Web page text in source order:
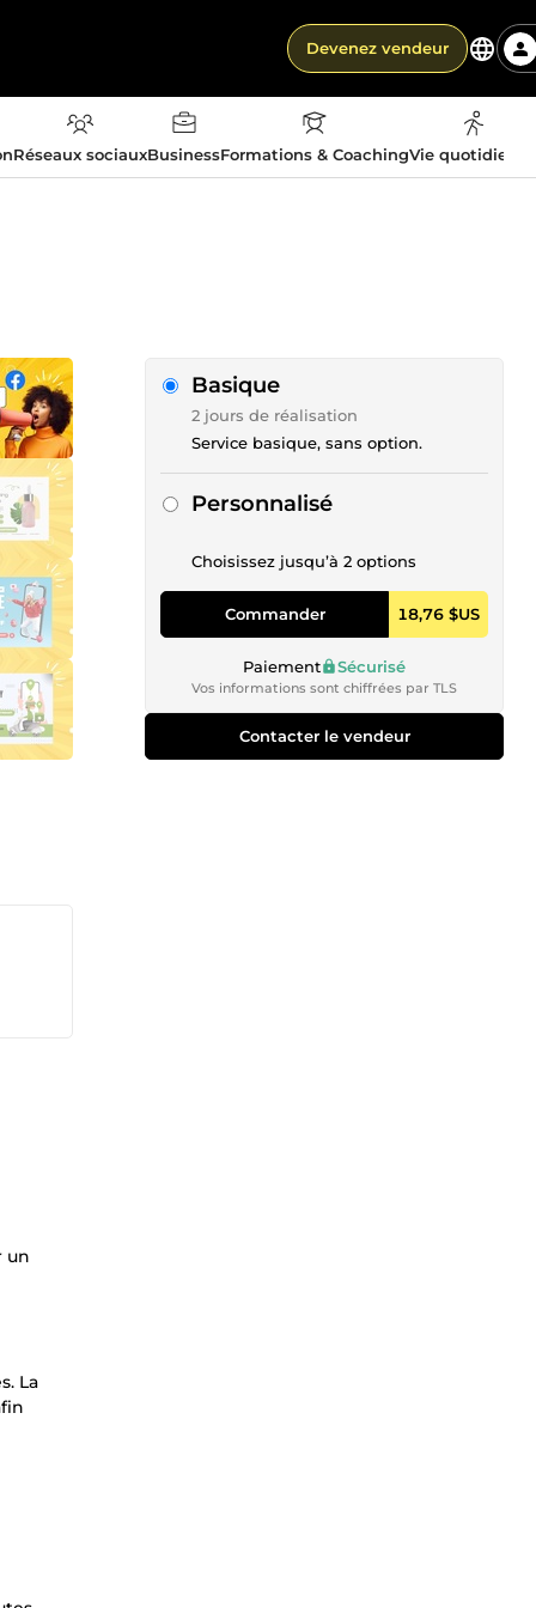
Devenez vendeur
Réseaux sociauxBusinessFormations & CoachingVie
un
La
Basique
2 jours de réalisation
Service basique, sans option.
Personnalisé
Choisissez jusqu’à 2 options
Commander 18,76 $US
Paiement Sécurisé
Vos informations sont chiffrées par TLS
Contacter le vendeur